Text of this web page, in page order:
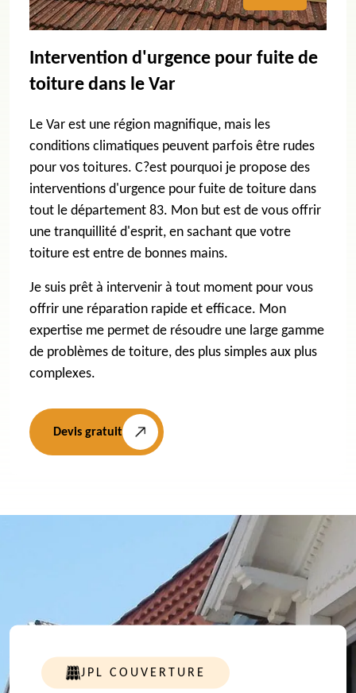
Intervention d'urgence pour fuite de
toiture dans le Var
Le Var est une région magnifique, mais les
conditions climatiques peuvent parfois être rudes
pour vos toitures. C?est pourquoi je propose des
interventions d'urgence pour fuite de toiture dans
tout le département 83. Mon but est de vous offrir
une tranquillité d'esprit, en sachant que votre
toiture est entre de bonnes mains.
Je suis prêt à intervenir à tout moment pour vous
offrir une réparation rapide et efficace. Mon
expertise me permet de résoudre une large gamme
de problèmes de toiture, des plus simples aux plus
complexes.
Devis gratuit
JPL COUVERTURE